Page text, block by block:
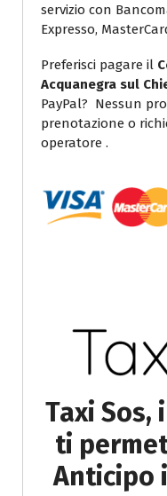
servizio con
Expresso,
Preferisci pagare il
Acquanegra sul
PayPal? Nessun
prenotazione o
operatore .
Taxi Sos,
ti
Anticipo